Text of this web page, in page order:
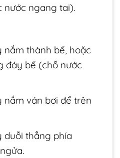
nước ngang tai).
nắm thành bể, hoặc
đáy bể (chỗ nước
nắm ván bơi để trên
duỗi thẳng phía